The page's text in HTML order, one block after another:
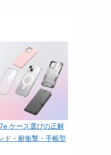
ケース選びの正解
ド・耐衝撃・手帳型